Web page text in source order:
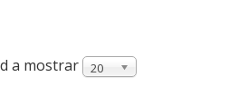
a mostrar 20